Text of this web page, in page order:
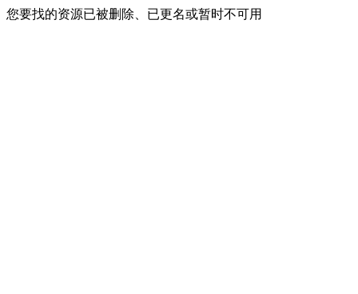
您要找的资源已被删除、已更名或暂时不可用